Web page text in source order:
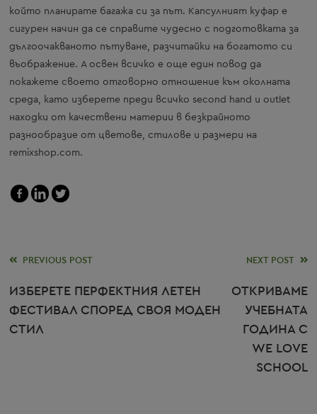
който планирате багажа си за път. Капсулният куфар е
сигурен начин да се справите чудесно с подготовката за
дългоочакваното пътуване, разчитайки на богатото си
въображение. А освен всичко е още един повод да
покажете своето отговорно отношение към околната
среда, като изберете преди всичко second hand и outlet
находки от качествени материи в безкрайното
разнообразие от цветове, стилове и размери на
remixshop.com.
Read
more
articles
PREVIOUS POST
ИЗБЕРЕТЕ ПЕРФЕКТНИЯ ЛЕТЕН
ФЕСТИВАЛ СПОРЕД СВОЯ МОДЕН
СТИЛ
NEXT POST
ОТКРИВАМЕ
УЧЕБНАТА
ГОДИНА С
WE LOVE
SCHOOL